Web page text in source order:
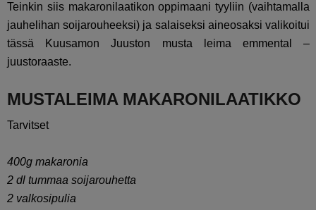
Teinkin siis makaronilaatikon oppimaani tyyliin (vaihtamalla
jauhelihan soijarouheeksi) ja salaiseksi aineosaksi valikoitui
tässä Kuusamon Juuston musta leima emmental –
juustoraaste.
MUSTALEIMA MAKARONILAATIKKO
Tarvitset
400g makaronia
2 dl tummaa soijarouhetta
2 valkosipulia